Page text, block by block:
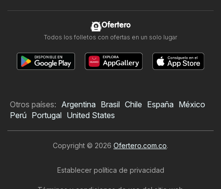
Ofertero
Todos los folletos con ofertas en un solo lugar
Otros países: Argentina Brasil Chile España México
Perú Portugal United States
Copyright © 2026 Ofertero.com.co.
Establecer política de privacidad